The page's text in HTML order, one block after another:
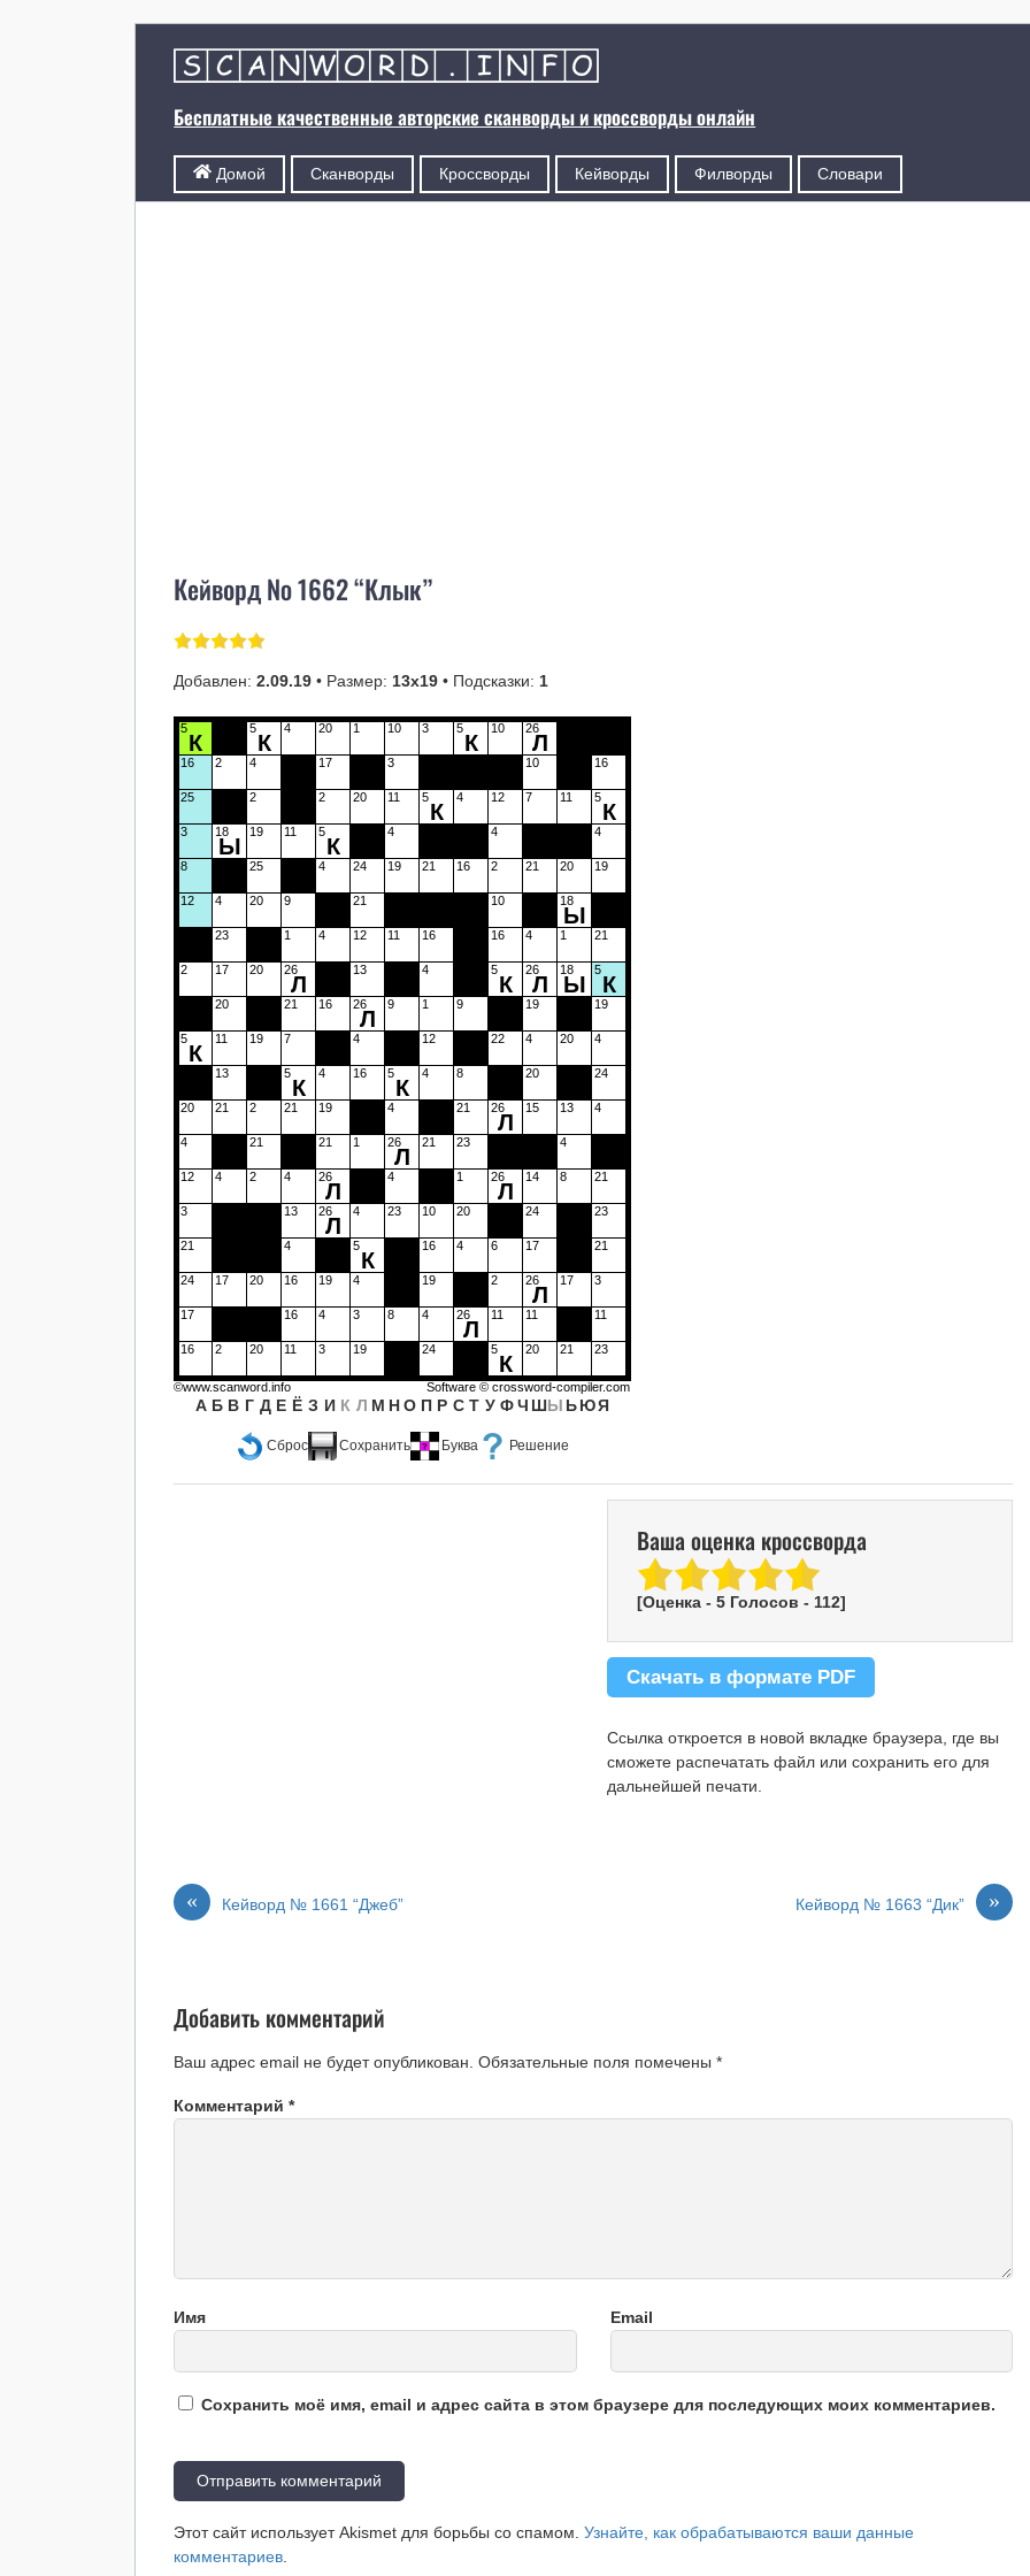
Бесплатные качественные авторские сканворды и кроссворды онлайн
Домой Сканворды Кроссворды Кейворды Филворды Словари
Кейворд № 1662 “Клык”
Добавлен:2.09.19 • Размер: 13х19 • Подсказки: 1
Сброс Сохранить Буква Решение
5
К
5
К
4 20 1 10 3 5
К
10 26
Л
16 2 4 17 3 10 16
25 2 2 20 11 5
К
4 12 7 11 5
К
3 18
Ы
19 11 5
К
4 4 4
8 25 4 24 19 21 16 2 21 20 19
12 4 20 9 21 10 18
Ы
23 1 4 12 11 16 16 4 1 21
2 17 20 26
Л
13 4 5
К
26
Л
18
Ы
5
К
20 21 16 26
Л
9 1 9 19 19
5
К
11 19 7 4 12 22 4 20 4
13 5
К
4 16 5
К
4 8 20 24
20 21 2 21 19 4 21 26
Л
15 13 4
4 21 21 1 26
Л
21 23 4
12 4 2 4 26
Л
4 1 26
Л
14 8 21
3 13 26
Л
4 23 10 20 24 23
21 4 5
К
16 4 6 17 21
24 17 20 16 19 4 19 2 26
Л
17 3
17 16 4 3 8 4 26
Л
11 11 11
16 2 20 11 3 19 24 5
К
20 21 23
А Б В Г Д Е Ё З И К Л М Н О П Р С Т У Ф Ч ШЫ Ь ЮЯ
©www.scanword.info Software ©crossword-compiler.com
Ваша оценка кроссворда
[Оценка - 5Голосов - 112]
Скачать в формате PDF
Ссылка откроется в новой вкладке браузера, где вы
сможете распечатать файл или сохранить его для
дальнейшей печати.
« Кейворд № 1661 “Джеб” »
Кейворд № 1663 “Дик”
Добавить комментарий
Ваш адрес email не будет опубликован. Обязательные поля помечены*
Комментарий*
Имя Email
Сохранить моё имя, email и адрес сайта в этом браузере для последующих моих комментариев.
Этот сайт использует Akismet для борьбы со спамом.Узнайте, как обрабатываются ваши данные
комментариев